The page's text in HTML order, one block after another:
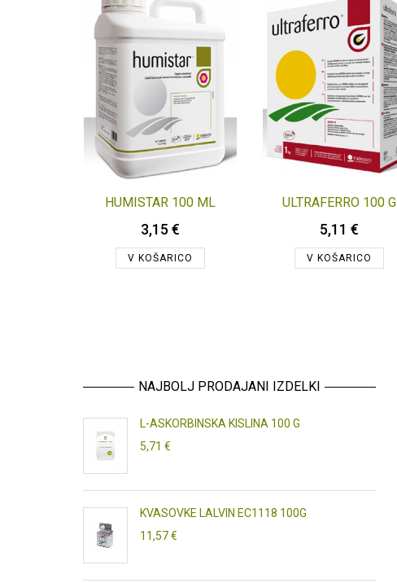
HUMISTAR 100 ML
3,15 €
V KOŠARICO
ULTRAFERRO 100 G
5,11 €
V KOŠARICO
NAJBOLJ PRODAJANI IZDELKI
L-ASKORBINSKA KISLINA 100 G
5,71 €
KVASOVKE LALVIN EC1118 100G
11,57 €